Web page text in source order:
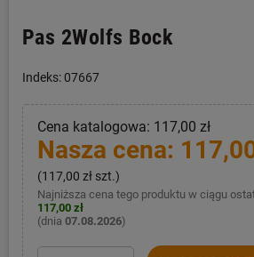
Pas 2Wolfs Bock
Indeks: 07667
Cena katalogowa: 117,00 zł
Nasza cena:
(117,00 zł szt.)
Najniższa cena tego produktu w ciągu
117,00 zł
(dnia 07.08.2026)